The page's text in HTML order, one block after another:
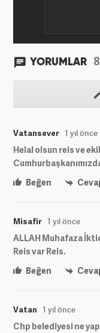
YORUMLAR
Vatansever 1 yıl önce
Helal olsun reis ve
Beğen
Misafir 1 yıl önce
ALLAH Muhafaza
Reis var Reis.
Beğen
Vatan 1 yıl önce
Chp belediyesi ne